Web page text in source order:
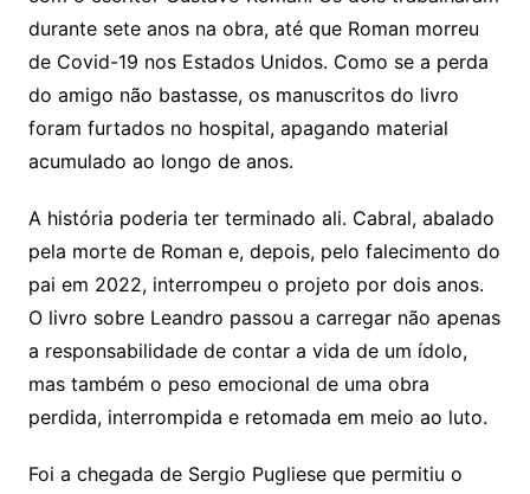
durante sete anos na obra, até que Roman morreu
de Covid-19 nos Estados Unidos. Como se a perda
do amigo não bastasse, os manuscritos do livro
foram furtados no hospital, apagando material
acumulado ao longo de anos.
A história poderia ter terminado ali. Cabral, abalado
pela morte de Roman e, depois, pelo falecimento do
pai em 2022, interrompeu o projeto por dois anos.
O livro sobre Leandro passou a carregar não apenas
a responsabilidade de contar a vida de um ídolo,
mas também o peso emocional de uma obra
perdida, interrompida e retomada em meio ao luto.
Foi a chegada de Sergio Pugliese que permitiu o